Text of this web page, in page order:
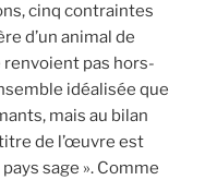
cinq contraintes
d’un animal de
pas hors-
idéalisée que
mais au bilan
de l’œuvre est
sage ». Comme